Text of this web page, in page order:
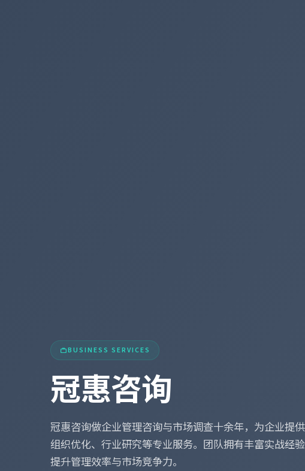
BUSINESS SERVICES
冠惠咨询
冠惠咨询做企业管理咨询与市场调查十余年，为企业提供
组织优化、行业研究等专业服务。团队拥有丰富实战经
提升管理效率与市场竞争力。